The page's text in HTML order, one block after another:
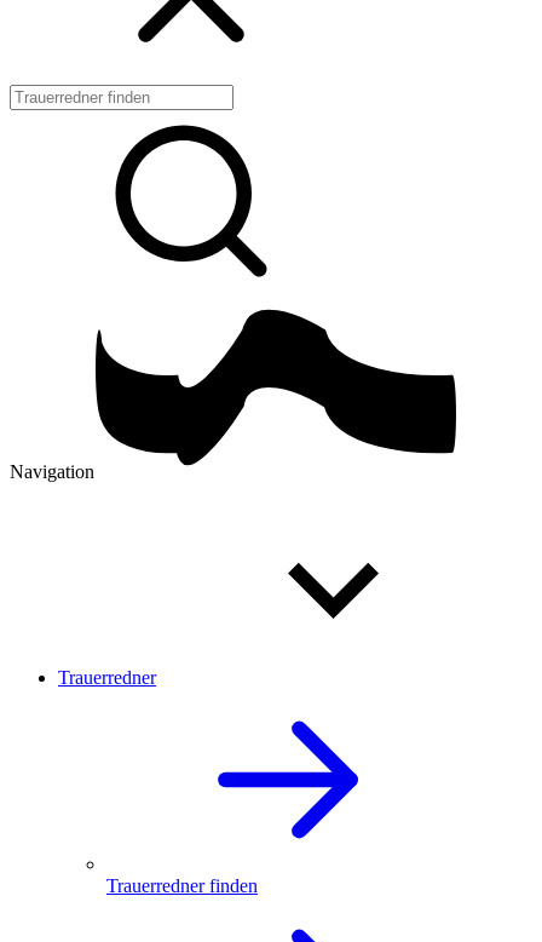
Navigation
Trauerredner
Trauerredner finden